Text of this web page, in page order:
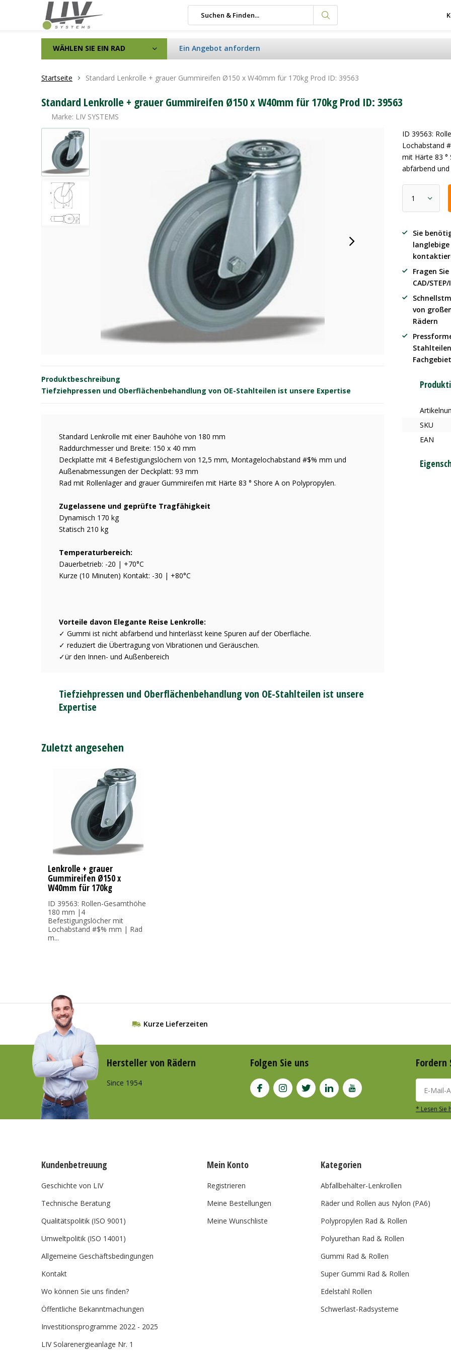
WÄHLEN SIE EIN RAD Ein Angebot anfordern
Startseite Standard Lenkrolle + grauer Gummireifen Ø150 x W40mm für 170kg Prod ID: 39563
Standard Lenkrolle + grauer Gummireifen Ø150 x W40mm für 170kg Prod ID: 39563
Marke: LIV SYSTEMS
Produktbeschreibung
Tiefziehpressen und Oberflächenbehandlung von OE-Stahlteilen ist unsere Expertise
Standard Lenkrolle mit einer Bauhöhe von 180 mm
Raddurchmesser und Breite: 150 x 40 mm
Deckplatte mit 4 Befestigungslöchern von 12,5 mm, Montagelochabstand #$% mm und
Außenabmessungen der Deckplatt: 93 mm
Rad mit Rollenlager and grauer Gummireifen mit Härte 83 ° Shore A on Polypropylen.
Zugelassene und geprüfte Tragfähigkeit
Dynamisch 170 kg
Statisch 210 kg
Temperaturbereich:
Dauerbetrieb: -20 | +70°C
Kurze (10 Minuten) Kontakt: -30 | +80°C
Vorteile davon Elegante Reise Lenkrolle:
✓ Gummi ist nicht abfärbend und hinterlässt keine Spuren auf der Oberfläche.
✓ reduziert die Übertragung von Vibrationen und Geräuschen.
✓ür den Innen- und Außenbereich
Tiefziehpressen und Oberflächenbehandlung von OE-Stahlteilen ist unsere
Expertise
ID 39563:
Lochabstand
mit Härte 83 °
abfärbend
Sie
langlebige
Fragen
CAD/
von
Rädern
Fachgebiet
SKU
EAN
Zuletzt angesehen
Lenkrolle + grauer
Gummireifen Ø150 x
W40mm für 170kg
ID 39563: Rollen-Gesamthöhe
180 mm |4
Befestigungslöcher mit
Lochabstand #$% mm | Rad
m...
Kurze Lieferzeiten
Hersteller von Rädern
Since 1954
Folgen Sie uns Fordern
* Lesen Sie
Kundenbetreuung
Geschichte von LIV
Technische Beratung
Qualitätspolitik (ISO 9001)
Umweltpolitik (ISO 14001)
Allgemeine Geschäftsbedingungen
Kontakt
Wo können Sie uns finden?
Öffentliche Bekanntmachungen
Investitionsprogramme 2022 - 2025
LIV Solarenergieanlage Nr. 1
Mein Konto
Registrieren
Meine Bestellungen
Meine Wunschliste
Kategorien
Abfallbehälter-Lenkrollen
Räder und Rollen aus Nylon (PA6)
Polypropylen Rad & Rollen
Polyurethan Rad & Rollen
Gummi Rad & Rollen
Super Gummi Rad & Rollen
Edelstahl Rollen
Schwerlast-Radsysteme